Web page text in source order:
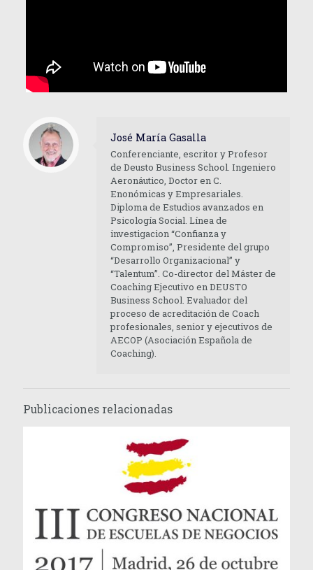
José María Gasalla
Conferenciante, escritor y Profesor
de Deusto Business School. Ingeniero
Aeronáutico, Doctor en C.
Enonómicas y Empresariales.
Diploma de Estudios avanzados en
Psicología Social. Línea de
investigacion “Confianza y
Compromiso”, Presidente del grupo
“Desarrollo Organizacional” y
“Talentum”. Co-director del Máster de
Coaching Ejecutivo en DEUSTO
Business School. Evaluador del
proceso de acreditación de Coach
profesionales, senior y ejecutivos de
AECOP (Asociación Española de
Coaching).
Publicaciones relacionadas